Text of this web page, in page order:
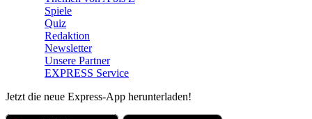
Spiele
Quiz
Redaktion
Newsletter
Unsere Partner
EXPRESS Service
Jetzt die neue Express-App herunterladen!